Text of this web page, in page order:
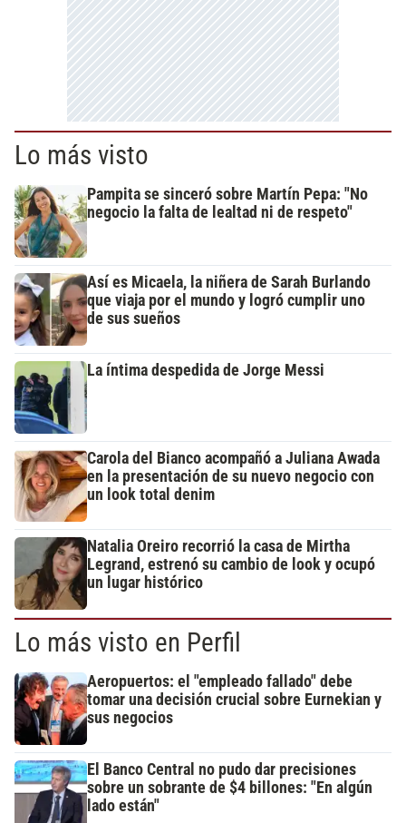
Lo más visto
Pampita se sinceró sobre Martín Pepa: "No
negocio la falta de lealtad ni de respeto"
Así es Micaela, la niñera de Sarah Burlando
que viaja por el mundo y logró cumplir uno
de sus sueños
La íntima despedida de Jorge Messi
Carola del Bianco acompañó a Juliana Awada
en la presentación de su nuevo negocio con
un look total denim
Natalia Oreiro recorrió la casa de Mirtha
Legrand, estrenó su cambio de look y ocupó
un lugar histórico
Lo más visto en Perfil
Aeropuertos: el "empleado fallado" debe
tomar una decisión crucial sobre Eurnekian y
sus negocios
El Banco Central no pudo dar precisiones
sobre un sobrante de $4 billones: "En algún
lado están"